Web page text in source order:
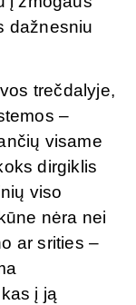
dažnesniu
trečdalyje,
–
visame
dirgiklis
viso
nėra nei
ar srities –
į ją